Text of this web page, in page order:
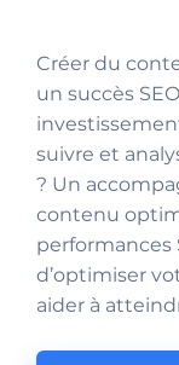
Créer du
un succès
suivre et
? Un
contenu
performances
d’optimiser
aider à